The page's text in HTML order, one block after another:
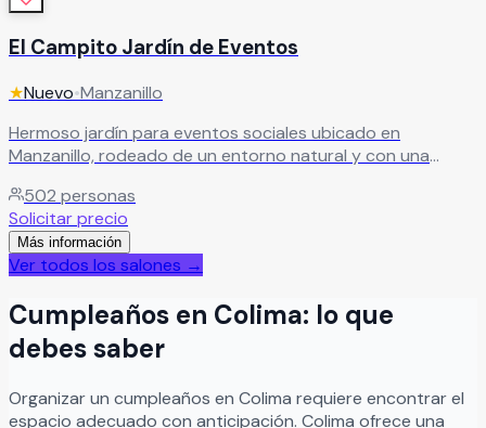
El Campito Jardín de Eventos
★Nuevo•Manzanillo
Hermoso jardín para eventos sociales ubicado en
Manzanillo, rodeado de un entorno natural y con una
inolvidables. El recinto ofrece espacios en terraza y jardín
ideales para bodas, XV años, aniversarios, graduaciones,
reuniones familiares y eventos sociales especiales,
combinando naturaleza, elegancia y comodidad en un
este espacio versátil está diseñado para crear
celebraciones memorables en un ambiente amplio,
agradable y perfecto para disfrutar junto a familiares y
502 personas
Solicitar precio
Más información
Ver todos los salones →
Cumpleaños en Colima: lo que
debes saber
Organizarun cumpleaños en Colima requiere encontrar el
espacio adecuado con anticipación. Colima ofrece una